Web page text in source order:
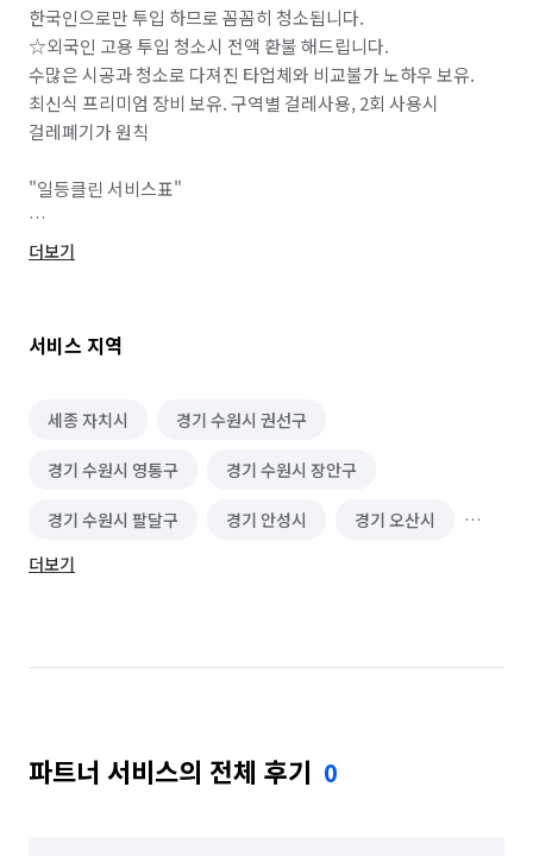
한국인으로만 투입 하므로 꼼꼼히 청소됩니다.
☆외국인 고용 투입 청소시 전액 환불 해드립니다.
수많은 시공과 청소로 다져진 타업체와 비교불가 노하우 보유.
최신식 프리미엄 장비 보유. 구역별 걸레사용, 2회 사용시
걸레폐기가 원칙
"일등클린 서비스표"
외창을 제외한 모든 유리창 샷시 청소 창문 / 창틀/ 각종 틈새/
*화장실 전체 청소 및 소독 살균 천장/벽/ 바닥/ 수건장/ 세면대
변기 / 욕조 / 유리/ 환풍구/ 배수구
상부장/ 하부장 가스레인지 /후드/ 걸레받이
구역별 다른 걸레 사용합니다.
아이나 어린 친구들 반려동물에도 걱정이 없습니다. (당일 입주
가능)
단 한번도 남의 집을 청소한다는 생각으로 청소하지 않았습니다.
이사하시고 새로운 보금자리에서 행복한 일들만 있으시길
더보기
서비스 지역
세종 자치시 경기 수원시 권선구
경기 수원시 영통구 경기 수원시 장안구
경기 수원시 팔달구 경기 안성시 경기 오산시
경기 용인시 기흥구
충남 공주시 충남 당진시 충남 아산시
충남 천안시 서북구 충남 홍성군
더보기
파트너 서비스의 전체 후기 0